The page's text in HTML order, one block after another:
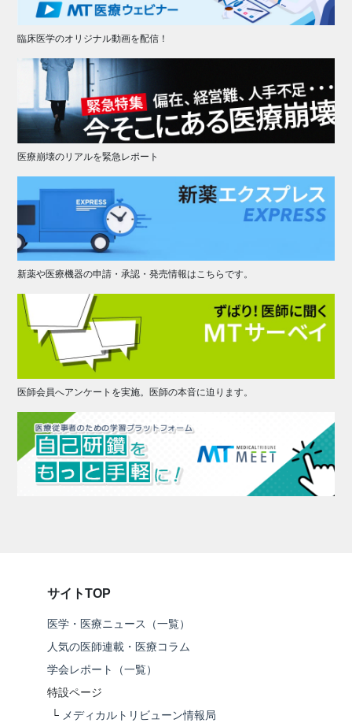
臨床医学のオリジナル動画を配信！
医療崩壊のリアルを緊急レポート
新薬や医療機器の申請・承認・発売情報はこちらです。
医師会員へアンケートを実施。医師の本音に迫ります。
サイトTOP
医学・医療ニュース（一覧）
人気の医師連載・医療コラム
学会レポート（一覧）
特設ページ
└ メディカルトリビューン情報局